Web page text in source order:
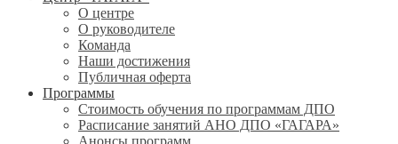
О центре
О руководителе
Команда
Наши достижения
Публичная оферта
Программы
Стоимость обучения по программам ДПО
Расписание занятий АНО ДПО «ГАГАРА»